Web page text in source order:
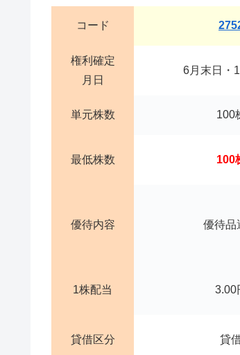
コード
権利確定
月日
6月末日・
単元株数 100
最低株数 100
優待内容 優待品
1株配当 3.00
貸借区分 貸